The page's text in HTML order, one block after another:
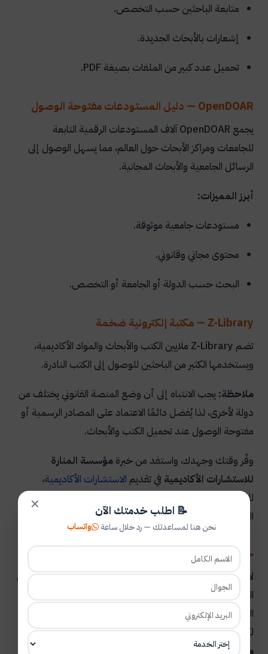
متابعة الباحثين حسب التخصص.
إشعارات بالأبحاث الجديدة.
تحميل عدد كبير من الملفات بصيغة PDF.
OpenDOAR — دليل المستودعات مفتوحة الوصول
يجمع OpenDOAR آلاف المستودعات الرقمية التابعة
للجامعات ومراكز الأبحاث حول العالم، مما يسهل الوصول إلى
الرسائل الجامعية والأبحاث المجانية.
أبرز المميزات:
مستودعات جامعية موثوقة.
محتوى مجاني وقانوني.
البحث حسب الدولة أو الجامعة أو التخصص.
Z-Library — مكتبة إلكترونية ضخمة
تضم Z-Library ملايين الكتب والأبحاث والمواد الأكاديمية،
ويستخدمها الكثير من الباحثين للوصول إلى الكتب النادرة.
ملاحظة: يجب الانتباه إلى أن وضع المنصة القانوني يختلف من
دولة لأخرى، لذا يُفضل دائمًا الاعتماد على المصادر الرسمية أو
مفتوحة الوصول عند تحميل الكتب والأبحاث.
وفّر وقتك وجهدك، واستفد من خبرة مؤسسة المنارة
للاستشارات الأكاديمية في تقديم الاستشارات الأكاديمية،
للمناقشة حول بحثك بما يتوافق مع متطلبات الجامعات
المختلفة.
خامساً — المستودعات الجامعية العربية
لا يقتصر البحث العلمي على المصادر الأجنبية، فهناك العديد من
المستودعات العربية التي توفر
ورسائل
الماجستير والدكتوراه في مختلف التخصصات، وهي خيار مناسب
لكل من يبحث عنموقع تحميل رسائل ماجستير ودكتوراة
مجانا باللغة العربية.
✕ 📝 اطلب خدمتك الآن
نحن هنا لمساعدتك — رد خلال ساعة واتساب